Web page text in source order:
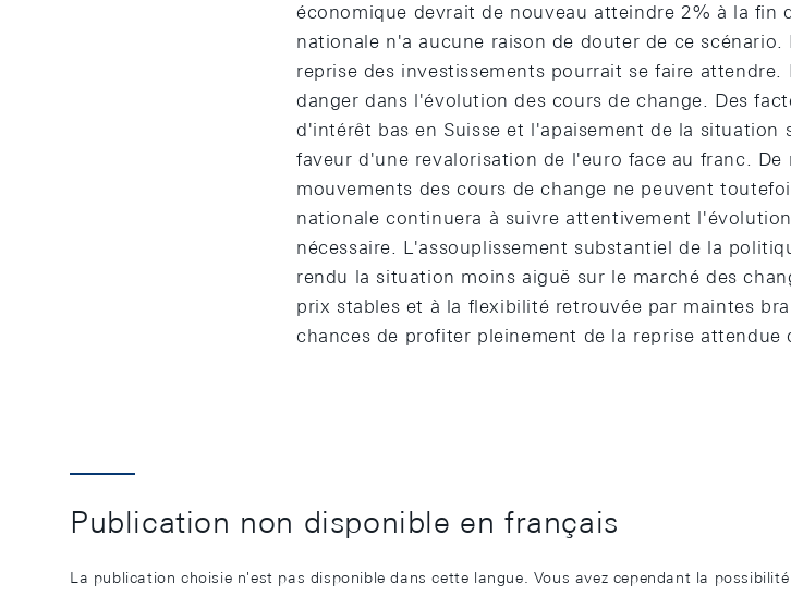
économique devrait de nouveau atteindre 2% à la fin
nationale n'a aucune raison de douter de ce
reprise des investissements pourrait se faire
danger dans l'évolution des cours de change. Des
d'intérêt bas en Suisse et l'apaisement de la
faveur d'une revalorisation de l'euro face au franc.
mouvements des cours de change ne peuvent
nationale continuera à suivre attentivement
nécessaire. L'assouplissement substantiel de la
rendu la situation moins aiguë sur le marché des
prix stables et à la flexibilité retrouvée par maintes
chances de profiter pleinement de la reprise
Publication non disponible en français
La publication choisie n'est pas disponible dans cette langue. Vous avez cependant la